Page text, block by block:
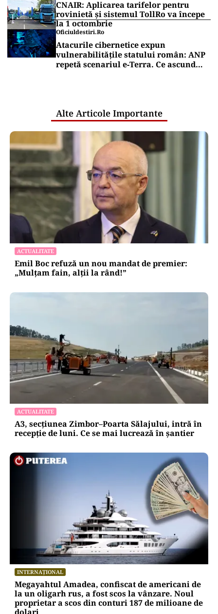
CNAIR: Aplicarea tarifelor pentru
rovinietă și sistemul TollRo va începe
la 1 octombrie
Oficiuldestiri.ro
Atacurile cibernetice expun
vulnerabilitățile statului român: ANP
repetă scenariul e‑Terra. Ce ascund
Alte Articole Importante
ACTUALITATE
Emil Boc refuză un nou mandat de premier:
„Mulțam fain, alții la rând!”
ACTUALITATE
A3, secțiunea Zimbor–Poarta Sălajului, intră în
recepție de luni. Ce se mai lucrează în șantier
INTERNAȚIONAL
Megayahtul Amadea, confiscat de americani de
la un oligarh rus, a fost scos la vânzare. Noul
proprietar a scos din conturi 187 de milioane de